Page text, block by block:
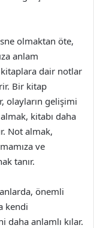
olmaktan öte,
anlam
kitaplara dair notlar
Bir kitap
olayların gelişimi
kitabı daha
Not almak,
ve
tanır.
önemli
kendi
anlamlı kılar.